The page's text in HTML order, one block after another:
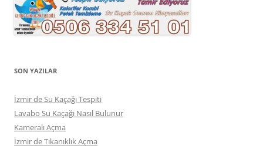
SON YAZILAR
İzmir de Su Kaçağı Tespiti
Lavabo Su Kaçağı Nasıl Bulunur
Kameralı Açma
İzmir de Tıkanıklık Açma